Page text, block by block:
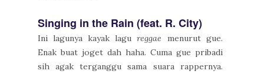
Singing in the Rain (feat. R. City)
Ini lagunya kayak lagureggae menurut gue.
Enak buat joget dah haha. Cuma gue pribadi
sih agak terganggu sama suara rappernya.